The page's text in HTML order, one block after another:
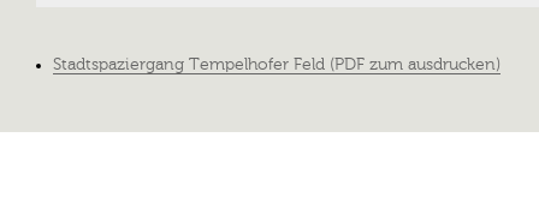
Stadtspaziergang Tempelhofer Feld (PDF zum ausdrucken)